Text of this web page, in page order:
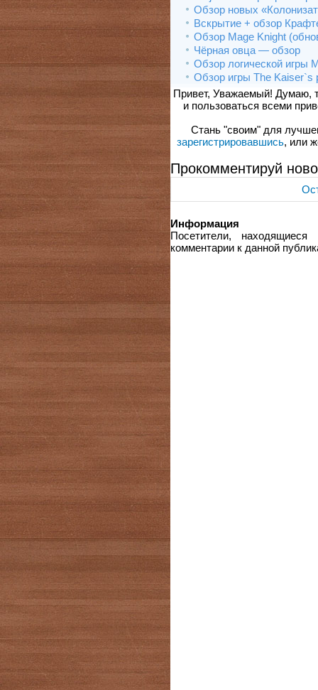
Обзор новых
Вскрытие + обзор
Обзор Mage Knight
Чёрная овца — обзор
Обзор логической игры
Обзор игры The Kaiser`s
Привет, Уважаемый! Думаю,
и пользоваться всеми
Стань "своим" для
зарегистрировавшись, или
Прокомментируй
Информация
Посетители,
комментарии к данной